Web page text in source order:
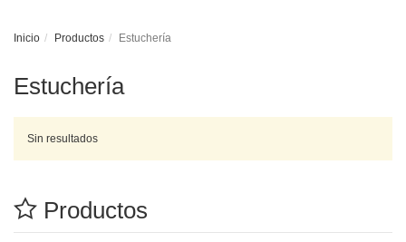
Inicio Productos Estuchería
Estuchería
Sin resultados
Productos